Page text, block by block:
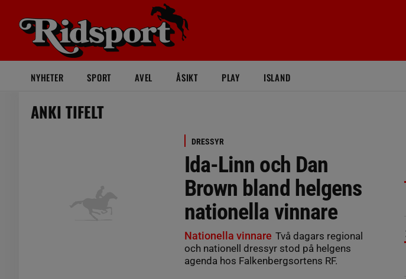
NYHETER SPORT AVEL ÅSIKT PLAY ISLAND
ANKI TIFELT
DRESSYR
Ida-Linn och Dan
Brown bland helgens
nationella vinnare
Nationella vinnare Två dagars regional
och nationell dressyr stod på helgens
agenda hos Falkenbergsortens RF.